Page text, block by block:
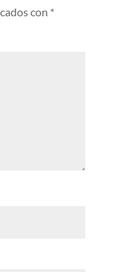
con *